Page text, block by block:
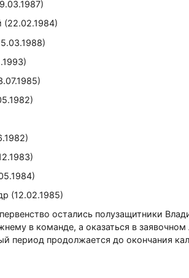
(22.02.1984)
(12.02.1985)
остались полузащитники
в команде, а оказаться в
период продолжается до окончания